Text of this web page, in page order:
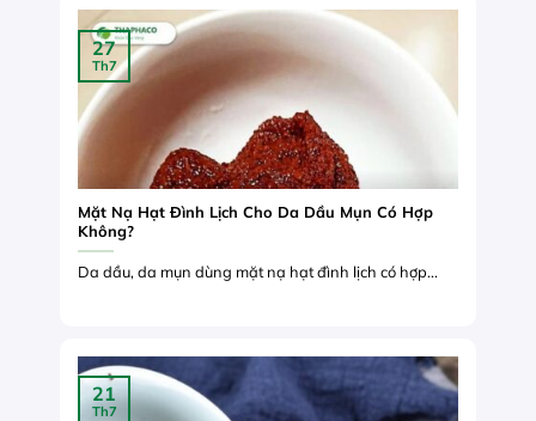
Mặt Nạ Hạt Đình Lịch Cho Da Dầu Mụn Có Hợp
Không?
Da dầu, da mụn dùng mặt nạ hạt đình lịch có hợp...
27
Th7
21
Th7